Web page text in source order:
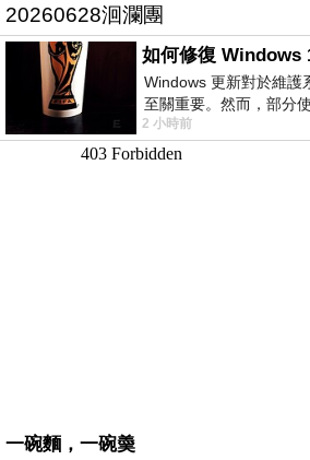
20260628洄瀾團
Windows 更新對於維護
至關重要。然而，部分
Windows 11 設定應用程
新」
2 小時前
一碗麵，一碗羮